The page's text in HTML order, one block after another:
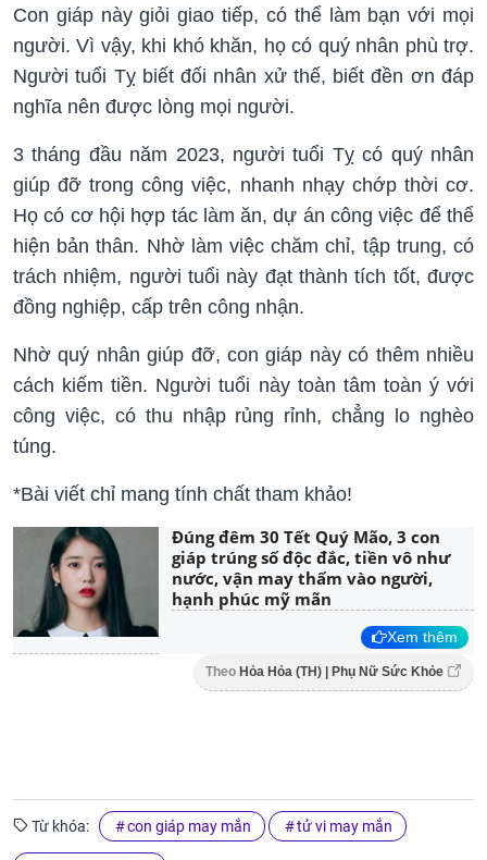
Con giáp này giỏi giao tiếp, có thể làm bạn với mọi
người. Vì vậy, khi khó khăn, họ có quý nhân phù trợ.
Người tuổi Tỵ biết đối nhân xử thế, biết đền ơn đáp
nghĩa nên được lòng mọi người.
3 tháng đầu năm 2023, người tuổi Tỵ có quý nhân
giúp đỡ trong công việc, nhanh nhạy chớp thời cơ.
Họ có cơ hội hợp tác làm ăn, dự án công việc để thể
hiện bản thân. Nhờ làm việc chăm chỉ, tập trung, có
trách nhiệm, người tuổi này đạt thành tích tốt, được
đồng nghiệp, cấp trên công nhận.
Nhờ quý nhân giúp đỡ, con giáp này có thêm nhiều
cách kiếm tiền. Người tuổi này toàn tâm toàn ý với
công việc, có thu nhập rủng rỉnh, chẳng lo nghèo
túng.
*Bài viết chỉ mang tính chất tham khảo!
Đúng đêm 30 Tết Quý Mão, 3 con
giáp trúng số độc đắc, tiền vô như
nước, vận may thấm vào người,
hạnh phúc mỹ mãn
Xem thêm
Theo Hỏa Hỏa (TH) | Phụ Nữ Sức Khỏe
Từ khóa: con giáp may mắn tử vi may mắn